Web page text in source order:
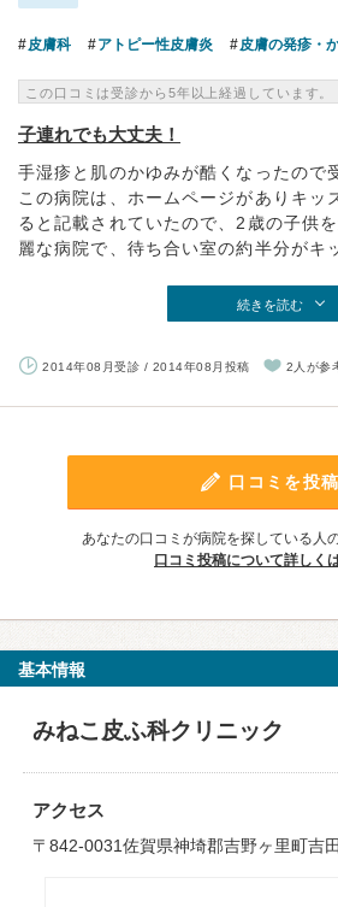
皮膚科 アトピー性皮膚炎 皮膚の発疹・
この口コミは受診から5年以上経過しています。
子連れでも大丈夫！
手湿疹と肌のかゆみが酷くなったので
この病院は、ホームページがありキッ
ると記載されていたので、2歳の子供
麗な病院で、待ち合い室の約半分がキ
続きを読む
2014年08月受診 / 2014年08月投稿 2人が参
口コミを投稿
あなたの口コミが病院を探している人
口コミ投稿について詳しく
基本情報
みねこ皮ふ科クリニック
アクセス
〒842-0031佐賀県神埼郡吉野ヶ里町吉